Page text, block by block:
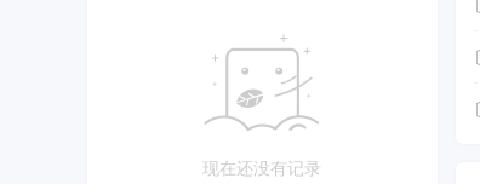
现在还没有记录